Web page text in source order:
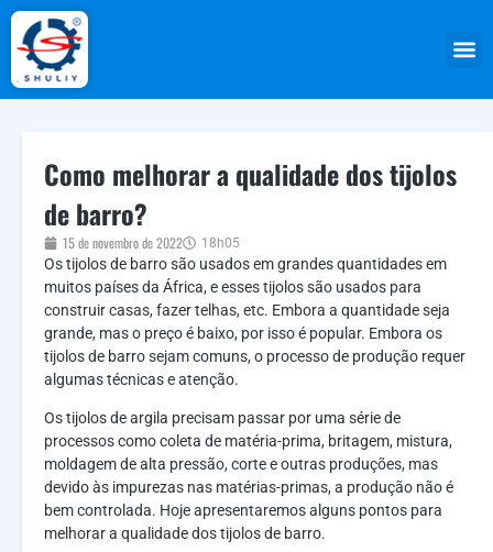
Como melhorar a qualidade dos tijolos
de barro?
15 de novembro de 2022 18h05
Os tijolos de barro são usados ​​em grandes quantidades em
muitos países da África, e esses tijolos são usados ​​para
construir casas, fazer telhas, etc. Embora a quantidade seja
grande, mas o preço é baixo, por isso é popular. Embora os
tijolos de barro sejam comuns, o processo de produção requer
algumas técnicas e atenção.
Os tijolos de argila precisam passar por uma série de
processos como coleta de matéria-prima, britagem, mistura,
moldagem de alta pressão, corte e outras produções, mas
devido às impurezas nas matérias-primas, a produção não é
bem controlada. Hoje apresentaremos alguns pontos para
melhorar a qualidade dos tijolos de barro.